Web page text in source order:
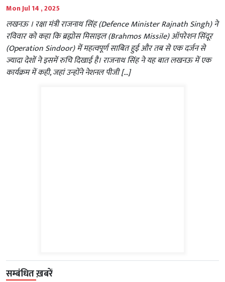
Mon Jul 14 , 2025
लखनऊ । रक्षा मंत्री राजनाथ सिंह (Defence Minister Rajnath Singh) ने
रविवार को कहा कि ब्रह्मोस मिसाइल (Brahmos Missile) ऑपरेशन सिंदूर
(Operation Sindoor) में महत्वपूर्ण साबित हुई और तब से एक दर्जन से
ज्यादा देशों ने इसमें रुचि दिखाई है। राजनाथ सिंह ने यह बात लखनऊ में एक
कार्यक्रम में कही, जहां उन्होंने नेशनल पीजी […]
सम्बंधित ख़बरें